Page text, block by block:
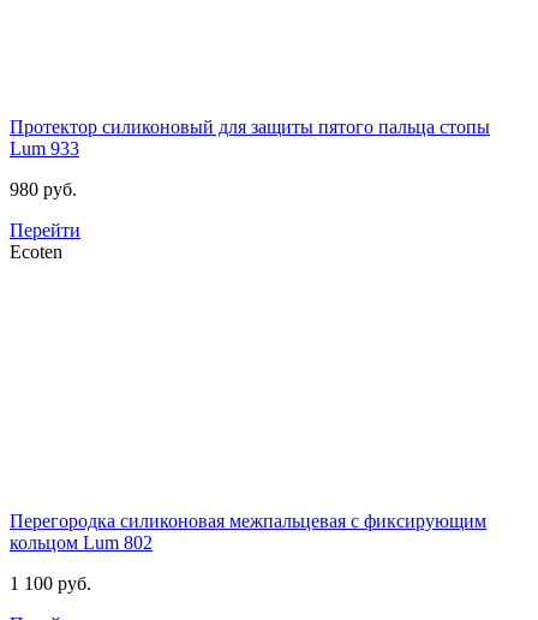
Протектор силиконовый для защиты пятого пальца стопы
Lum 933
980 руб.
Перейти
Ecoten
Перегородка силиконовая межпальцевая с фиксирующим
кольцом Lum 802
1 100 руб.